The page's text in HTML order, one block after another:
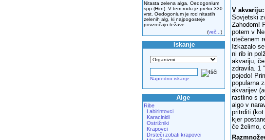
Nitasta zelena alga, Oedogonium
spp.(Hirn). V tem rodu je preko 330
vrst. Oedogonium je rod nitastih
zelenih alg, ki najpogosteje
povzročajo težave ...
(več... )
Iskanje
Napredno iskanje
Alge
Ribe
Labirintovci
Karacinidi
Ostrižniki
Krapovci
Drsteči zobati krapovci
V akvariju:
Sovjetski
Zahodom!
potem v
utečenem
Izkazalo
ni rib in
akvariju,
zdravila. 1
pojedo!
popularna
akvarijev (
rastlino s
algo v
pritrditi (kot
kjer
če želimo,